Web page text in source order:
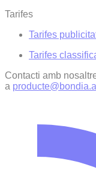
Tarifes
Tarifes
Tarifes
Contacti amb
a